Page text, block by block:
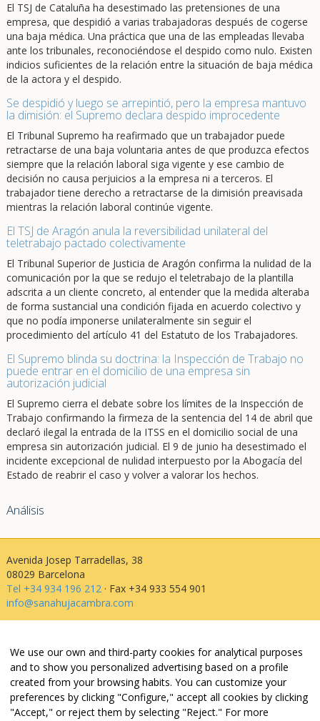
El TSJ de Cataluña ha desestimado las pretensiones de una
empresa, que despidió a varias trabajadoras después de cogerse
una baja médica. Una práctica que una de las empleadas llevaba
ante los tribunales, reconociéndose el despido como nulo. Existen
indicios suficientes de la relación entre la situación de baja médica
de la actora y el despido.
Se despidió y luego se arrepintió, pero la empresa mantuvo
la dimisión: el Supremo declara despido improcedente
El Tribunal Supremo ha reafirmado que un trabajador puede
retractarse de una baja voluntaria antes de que produzca efectos
siempre que la relación laboral siga vigente y ese cambio de
decisión no causa perjuicios a la empresa ni a terceros. El
trabajador tiene derecho a retractarse de la dimisión preavisada
mientras la relación laboral continúe vigente.
El TSJ de Aragón anula la reversibilidad unilateral del
teletrabajo pactado colectivamente
El Tribunal Superior de Justicia de Aragón confirma la nulidad de la
comunicación por la que se redujo el teletrabajo de la plantilla
adscrita a un cliente concreto, al entender que la medida alteraba
de forma sustancial una condición fijada en acuerdo colectivo y
que no podía imponerse unilateralmente sin seguir el
procedimiento del artículo 41 del Estatuto de los Trabajadores.
El Supremo blinda su doctrina: la Inspección de Trabajo no
puede entrar en el domicilio de una empresa sin
autorización judicial
El Supremo cierra el debate sobre los límites de la Inspección de
Trabajo confirmando la firmeza de la sentencia del 14 de abril que
declaró ilegal la entrada de la ITSS en el domicilio social de una
empresa sin autorización judicial. El 9 de junio ha desestimado el
incidente excepcional de nulidad interpuesto por la Abogacía del
Estado de reabrir el caso y volver a valorar los hechos.
Análisis
Avenida Josep Tarradellas, 38
08029 Barcelona
Tel +34 934 196 212· Fax +34 933 554 901
info@sanahujacambra.com
Política de privacidad
Política de cookies
Política de web i redes
Parking público: Avenida Josep Tarradellas, 38
We use our own and third-party cookies for analytical purposes
and to show you personalized advertising based on a profile
created from your browsing habits. You can customize your
preferences by clicking "Configure," accept all cookies by clicking
"Accept," or reject them by selecting "Reject." For more